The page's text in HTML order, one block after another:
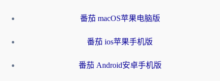
番茄 macOS苹果电脑版
番茄 ios苹果手机版
番茄 Android安卓手机版